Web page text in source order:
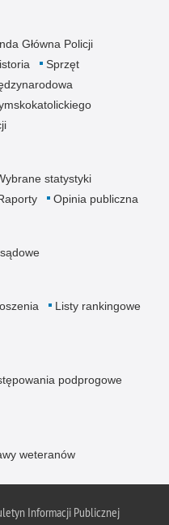
Główna Policji
Sprzęt
statystyki
Opinia publiczna
Listy rankingowe
podprogowe
weteranów
Informacji Publicznej